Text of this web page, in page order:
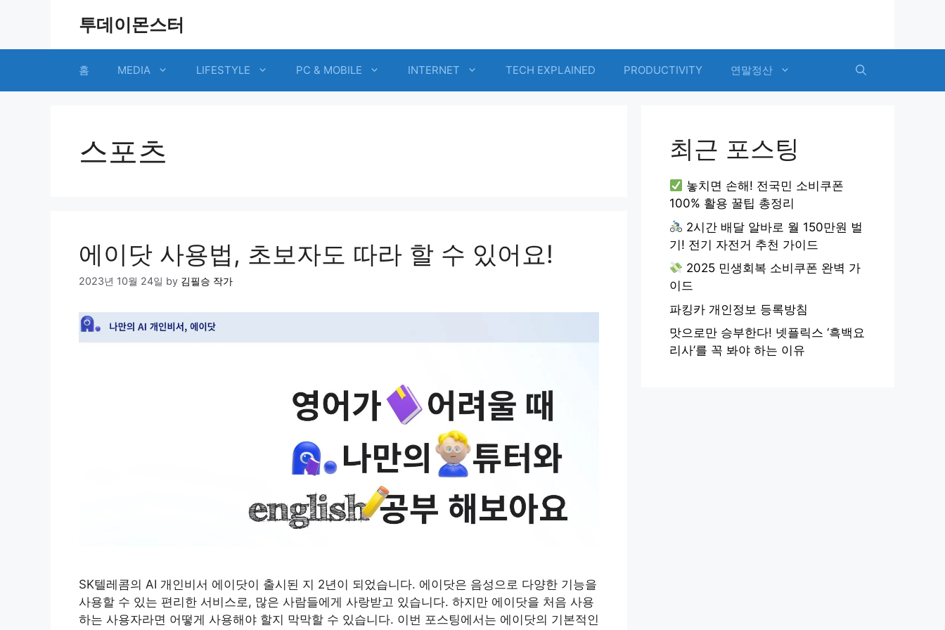
투데이몬스터
홈 MEDIA LIFESTYLE PC & MOBILE INTERNET TECH EXPLAINED PRODUCTIVITY 연말정산
스포츠
에이닷 사용법, 초보자도 따라 할 수 있어요!
2023년 10월 24일 by 김필승 작가
SK텔레콤의 AI 개인비서 에이닷이 출시된 지 2년이 되었습니다. 에이닷은 음성으로 다양한 기능을
사용할 수 있는 편리한 서비스로, 많은 사람들에게 사랑받고 있습니다. 하지만 에이닷을 처음 사용
하는 사용자라면 어떻게 사용해야 할지 막막할 수 있습니다. 이번 포스팅에서는 에이닷의 기본적인
최근 포스팅
놓치면 손해! 전국민 소비쿠폰
100% 활용 꿀팁 총정리
2시간 배달 알바로 월 150만원 벌
기! 전기 자전거 추천 가이드
2025 민생회복 소비쿠폰 완벽 가
이드
파킹카 개인정보 등록방침
맛으로만 승부한다! 넷플릭스 ‘흑백요
리사’를 꼭 봐야 하는 이유